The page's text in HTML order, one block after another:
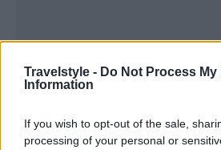
Travelstyle - Do Not Process My
Information
If you wish to opt-out of the sale,
processing of your personal or